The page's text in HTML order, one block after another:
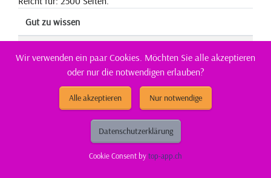
Gut zu wissen
Entsorgungsorganisation: ElektroG-Zeichen
Standard
Brother
CE-Zeichen
Wir verwenden ein paar Cookies. Möchten Sie alle akzeptieren
oder nur die notwendigen erlauben?
Alle akzeptieren Nur notwendige
Datenschutzerklärung
Cookie Consent bytop-app.ch